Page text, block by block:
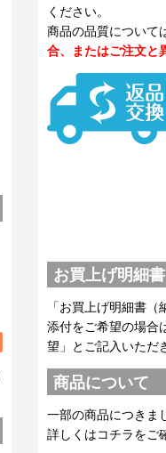
ください。
商品の品質について
合、またはご注文と
お買上げ明細
「お買上げ明細書
添付をご希望の場合
望」とご記入いただ
商品について
一部の商品につきま
詳しくはコチラをご